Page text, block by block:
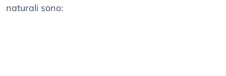
naturali sono: